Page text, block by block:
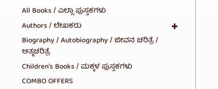
All Books / ಎಲ್ಲಾ ಪುಸ್ತಕಗಳು
Authors / ಲೇಖಕರು
Biography / Autobiography / ಜೀವನ ಚರಿತ್ರೆ /
ಆತ್ಮಚರಿತ್ರೆ
Children's Books / ಮಕ್ಕಳ ಪುಸ್ತಕಗಳು
COMBO OFFERS